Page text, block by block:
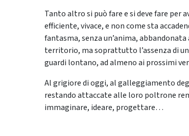
Tanto altro si può fare e si deve fare per
efficiente, vivace, e non come sta
fantasma, senza un’anima,
territorio, ma soprattutto l’assenza di
guardi lontano, ad almeno ai prossimi
Al grigiore di oggi, al galleggiamento
restando attaccate alle loro poltrone
immaginare, ideare, progettare…